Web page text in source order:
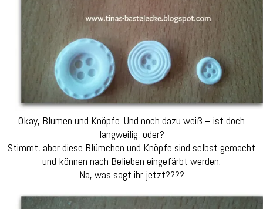
Okay, Blumen und Knöpfe. Und noch dazu weiß – ist doch
langweilig, oder?
Stimmt, aber diese Blümchen und Knöpfe sind selbst gemacht
und können nach Belieben eingefärbt werden.
Na, was sagt ihr jetzt????